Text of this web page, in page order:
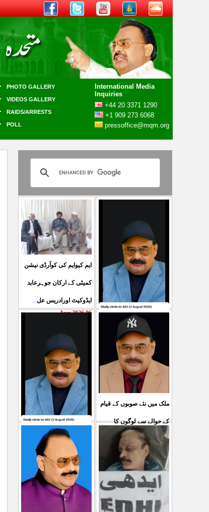
PHOTO GALLERY
International Media
Inquiries
+44 20 3371 1290
+1 909 273 6068
pressoffice@mqm.org
VIDEOS GALLERY
RAIDS/ARRESTS
POLL
ایم کیوایم کی کوآرڈی نیشن
کمیٹی کے ارکان جوہرعابد
ایڈوکیٹ اورادریس عل...
06 Aug 2026
حکومت پاکستان کی جانب
سے آزادکشمیرالیکشن کی
صحیح رپورٹنگ کرنے والے
...
کشمیرکا کونہ کونہ لہو
لہو ہے لیکن حکومت کواس
کی کوئی پرواہ نہیں ہے
04 Aug 2026
ملک میں نئے صوبوں کے قیام
کے حوالے سے لوگوں کا
مطالبہ بالکل درست ہے۔ ا
03 Aug 2026